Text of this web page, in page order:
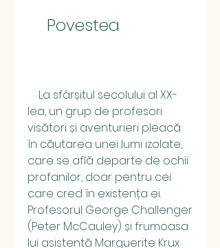
    Povestea
lea, un grup de profesori
visători și aventurieri pleacă
în căutarea unei lumi izolate,
care se află departe de ochii
profanilor, doar pentru cei
care cred în existența ei.
Profesorul George Challenger
(Peter McCauley) și frumoasa
lui asistentă Marguerite Krux